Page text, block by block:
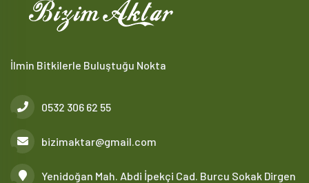
İlmin Bitkilerle Buluştuğu Nokta
0532 306 62 55
bizimaktar@gmail.com
Yenidoğan Mah. Abdi İpekçi Cad. Burcu Sokak Dirgen